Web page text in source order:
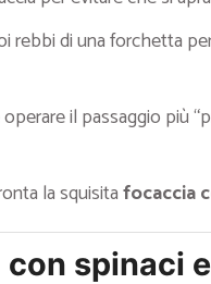
rebbi di una forchetta
il passaggio più
la squisitafocaccia
spinaci e